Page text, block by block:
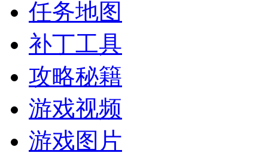
任务地图
补丁工具
攻略秘籍
游戏视频
游戏图片